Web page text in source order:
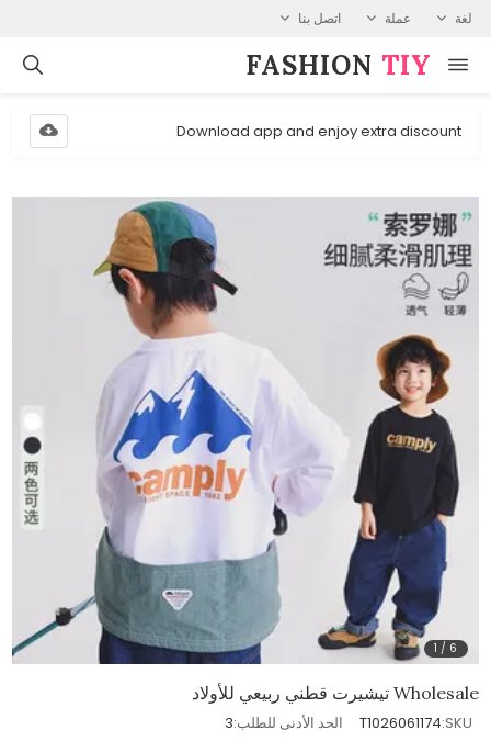
لغة عملة اتصل بنا
FASHION⁠ TIY
Download app and enjoy extra discount
1 / 6
Wholesale تيشيرت قطني ربيعي للأولاد
SKU:
T1026061174 الحد الأدنى للطلب:3